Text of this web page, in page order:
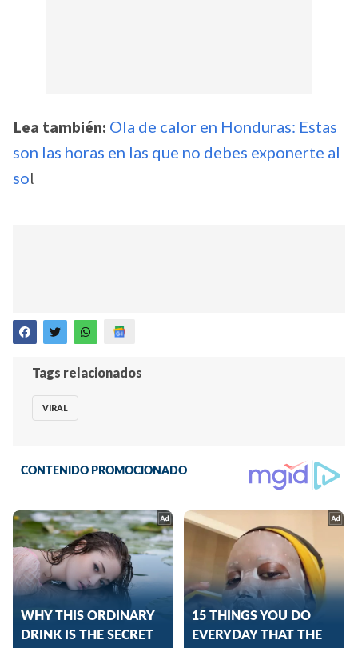
Lea también: Ola de calor en Honduras: Estas
son las horas en las que no debes exponerte al
sol
Tags relacionados
VIRAL